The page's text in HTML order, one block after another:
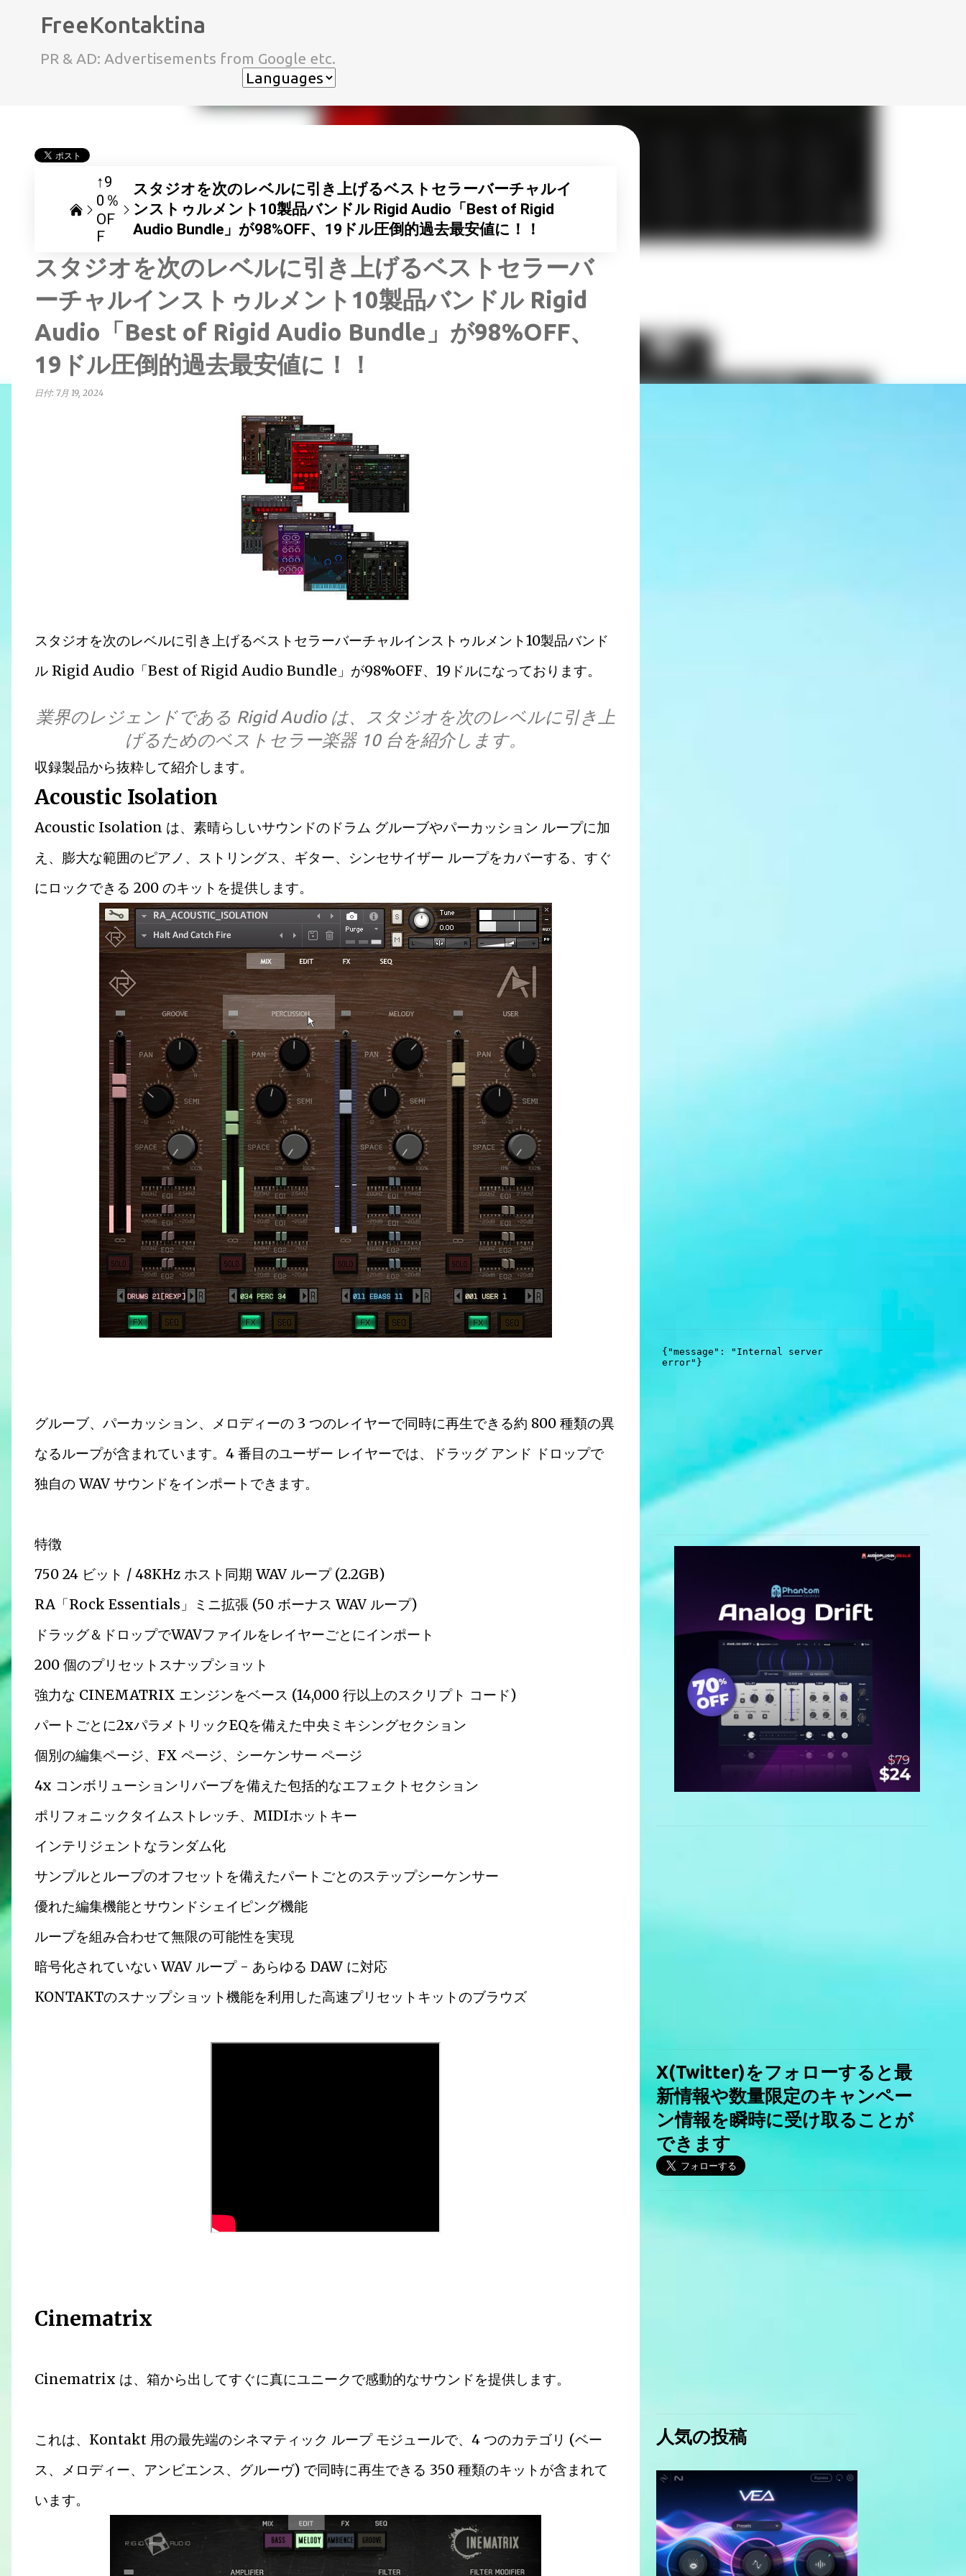
FreeKontaktina
PR & AD: Advertisements from Google etc.
↑9
0％
OF
F
スタジオを次のレベルに引き上げるベストセラーバーチャルイ
ンストゥルメント10製品バンドル Rigid Audio「Best of Rigid
Audio Bundle」が98%OFF、19ドル圧倒的過去最安値に！！
スタジオを次のレベルに引き上げるベストセラーバ
ーチャルインストゥルメント10製品バンドル Rigid
Audio「Best of Rigid Audio Bundle」が98%OFF、
19ドル圧倒的過去最安値に！！
日付: 7月 19, 2024
スタジオを次のレベルに引き上げるベストセラーバーチャルインストゥルメント10製品バンド
ル Rigid Audio「Best of Rigid Audio Bundle」が98%OFF、19ドルになっております。
業界のレジェンドである Rigid Audio は、スタジオを次のレベルに引き上
げるためのベストセラー楽器 10 台を紹介します。
収録製品から抜粋して紹介します。
Acoustic Isolation
Acoustic Isolation は、素晴らしいサウンドのドラム グルーブやパーカッション ループに加
え、膨大な範囲のピアノ、ストリングス、ギター、シンセサイザー ループをカバーする、すぐ
にロックできる 200 のキットを提供します。
グルーブ、パーカッション、メロディーの 3 つのレイヤーで同時に再生できる約 800 種類の異
なるループが含まれています。4 番目のユーザー レイヤーでは、ドラッグ アンド ドロップで
独自の WAV サウンドをインポートできます。
特徴
750 24 ビット / 48KHz ホスト同期 WAV ループ (2.2GB)
RA「Rock Essentials」ミニ拡張 (50 ボーナス WAV ループ)
ドラッグ＆ドロップでWAVファイルをレイヤーごとにインポート
200 個のプリセットスナップショット
強力な CINEMATRIX エンジンをベース (14,000 行以上のスクリプト コード)
パートごとに2xパラメトリックEQを備えた中央ミキシングセクション
個別の編集ページ、FX ページ、シーケンサー ページ
4x コンボリューションリバーブを備えた包括的なエフェクトセクション
ポリフォニックタイムストレッチ、MIDIホットキー
インテリジェントなランダム化
サンプルとループのオフセットを備えたパートごとのステップシーケンサー
優れた編集機能とサウンドシェイピング機能
ループを組み合わせて無限の可能性を実現
暗号化されていない WAV ループ - あらゆる DAW に対応
KONTAKTのスナップショット機能を利用した高速プリセットキットのブラウズ
Cinematrix
Cinematrix は、箱から出してすぐに真にユニークで感動的なサウンドを提供します。
これは、Kontakt 用の最先端のシネマティック ループ モジュールで、4 つのカテゴリ (ベー
ス、メロディー、アンビエンス、グルーヴ) で同時に再生できる 350 種類のキットが含まれて
います。
X(Twitter)をフォローすると最
新情報や数量限定のキャンペー
ン情報を瞬時に受け取ることが
できます
人気の投稿